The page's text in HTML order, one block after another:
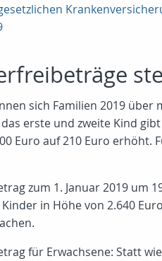
sich Familien 2019
erste und zweite Kind
Euro auf 210 Euro
zum 1. Januar 2019 um
in Höhe von 2.640
für Erwachsene: Statt